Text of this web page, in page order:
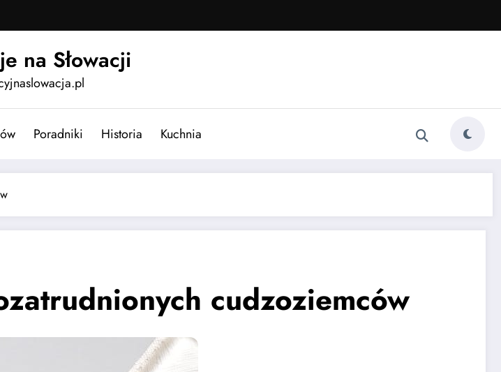
na Słowacji
Poradniki Historia Kuchnia
cudzoziemców